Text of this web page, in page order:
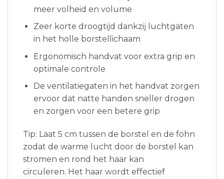
meer volheid en volume
Zeer korte droogtijd dankzij luchtgaten
in het holle borstellichaam
Ergonomisch handvat voor extra grip en
optimale controle
De ventilatiegaten in het handvat zorgen
ervoor dat natte handen sneller drogen
en zorgen voor een betere grip
Tip: Laat 5 cm tussen de borstel en de föhn
zodat de warme lucht door de borstel kan
stromen en rond het haar kan
circuleren. Het haar wordt effectief